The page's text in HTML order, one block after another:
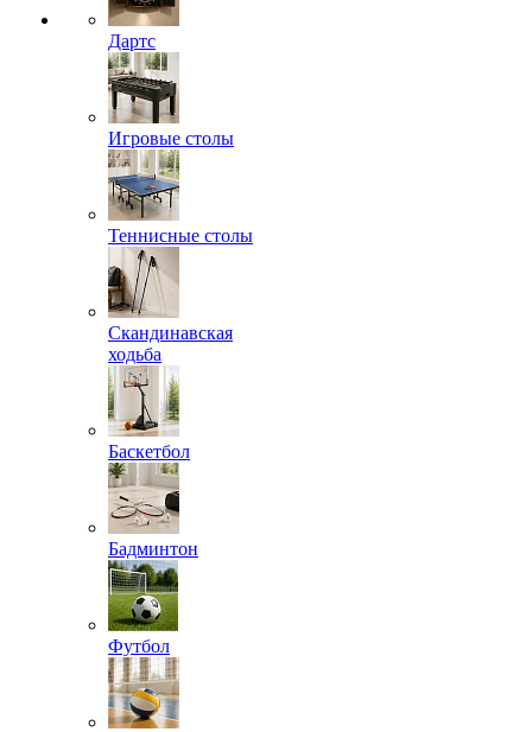
Дартс
Игровые столы
Теннисные столы
Скандинавская
ходьба
Баскетбол
Бадминтон
Футбол